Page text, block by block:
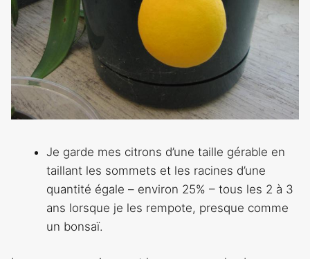
Je garde mes citrons d’une taille gérable en
taillant les sommets et les racines d’une
quantité égale – environ 25% – tous les 2 à 3
ans lorsque je les rempote, presque comme
un bonsaï.